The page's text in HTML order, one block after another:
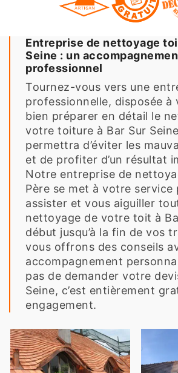
Entreprise de nettoyage
Seine : un
professionnel
Tournez-vous vers une
professionnelle, disposée à
bien préparer en détail le
votre toiture à Bar Sur
permettra d’éviter les
et de profiter d’un résultat
Notre entreprise de
Père se met à votre service
assister et vous aiguiller
nettoyage de votre toit à
début jusqu’à la fin de vos
vous offrons des conseils
accompagnement
pas de demander votre
Seine, c’est entièrement
engagement.